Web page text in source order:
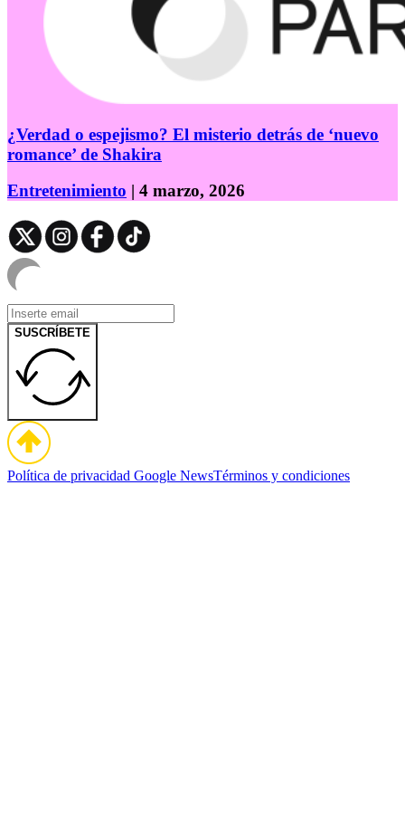
¿Verdad o espejismo? El misterio detrás de ‘nuevo
romance’ de Shakira
Entretenimiento | 4 marzo, 2026
SUSCRÍBETE
Política de privacidad Google NewsTérminos y condiciones